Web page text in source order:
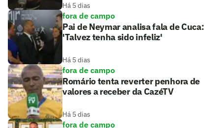
Há 5 dias
fora de campo
Pai de Neymar analisa fala de Cuca:
'Talvez tenha sido infeliz'
Há 5 dias
fora de campo
Romário tenta reverter penhora de
valores a receber da CazéTV
Há 5 dias
fora de campo